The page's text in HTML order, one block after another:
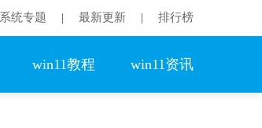
系统专题 最新更新 排行榜
win11教程 win11资讯